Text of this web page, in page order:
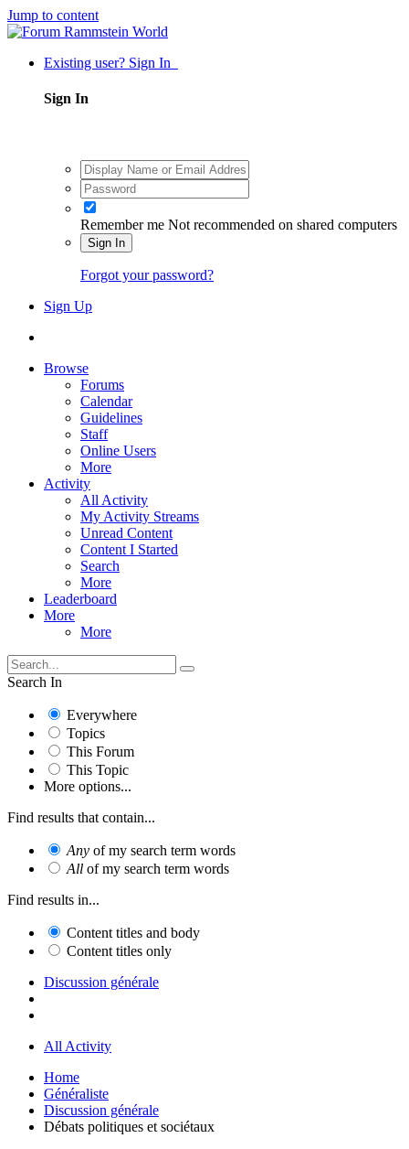
Jump to content
Existing user? Sign In
Sign In
Remember me Not recommended on shared computers
Sign In
Forgot your password?
Sign Up
Browse
Forums
Calendar
Guidelines
Staff
Online Users
More
Activity
All Activity
My Activity Streams
Unread Content
Content I Started
Search
More
Leaderboard
More
More
Search In
Everywhere
Topics
This Forum
This Topic
More options...
Find results that contain...
Any of my search term words
All of my search term words
Find results in...
Content titles and body
Content titles only
Discussion générale
All Activity
Home
Généraliste
Discussion générale
Débats politiques et sociétaux